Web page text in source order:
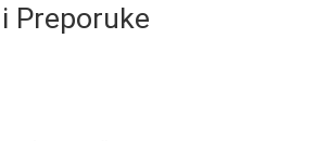
Preporuke